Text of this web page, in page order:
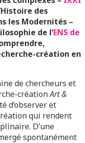
des
les Modernités –
de l’ENS de
création en
de chercheurs et
créationArt &
d’observer et
qui rendent
D’une
spontanément